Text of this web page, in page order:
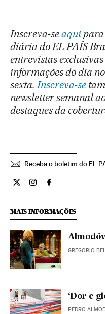
Inscreva-seaquipara
diária do EL PAÍS
entrevistas
informações do dia
sexta.Inscreva-se
newsletter semanal
destaques da
Receba o boletim do EL
Cultura El País Brasil en
Cultura El País
Cultura El País
MAIS INFORMAÇÕES
GREGORIO
‘Dor e
PEDRO